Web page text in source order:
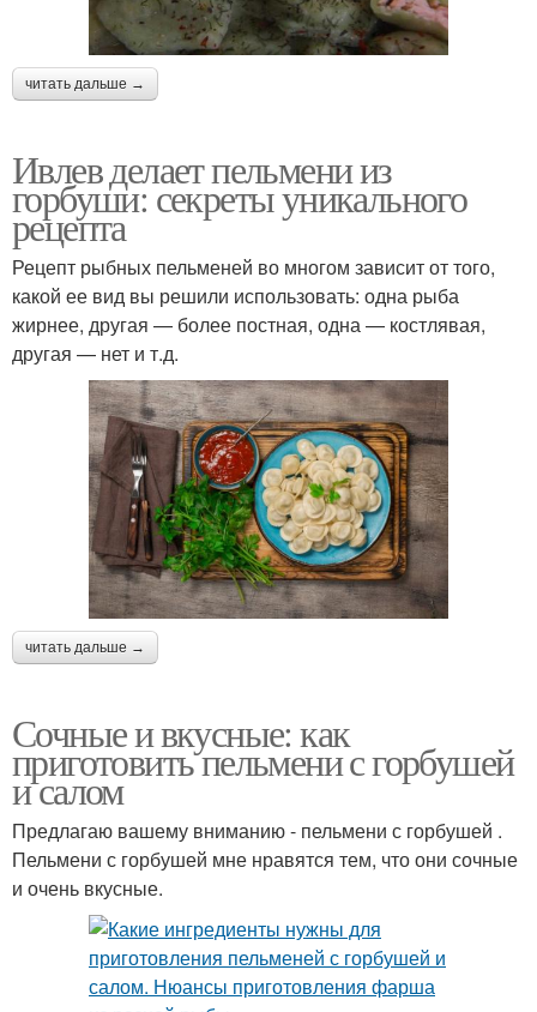
читать дальше →
Ивлев делает пельмени из
горбуши: секреты уникального
рецепта
Рецепт рыбных пельменей во многом зависит от того,
какой ее вид вы решили использовать: одна рыба
жирнее, другая — более постная, одна — костлявая,
другая — нет и т.д.
читать дальше →
Сочные и вкусные: как
приготовить пельмени с горбушей
и салом
Предлагаю вашему вниманию - пельмени с горбушей .
Пельмени с горбушей мне нравятся тем, что они сочные
и очень вкусные.